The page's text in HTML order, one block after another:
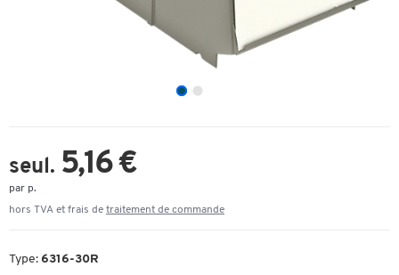
seul. 5,16 €
par p.
hors TVA et frais de traitement de commande
Type: 6316-30R